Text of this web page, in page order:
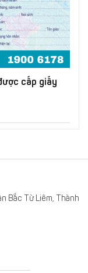
cấp giấy
Bắc Từ Liêm, Thành